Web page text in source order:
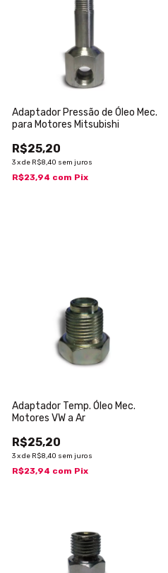
Adaptador Pressão de Óleo Mec.
para Motores Mitsubishi
R$25,20
3xde R$8,40 sem juros
R$23,94 com Pix
Adaptador Temp. Óleo Mec.
Motores VW a Ar
R$25,20
3xde R$8,40 sem juros
R$23,94 com Pix